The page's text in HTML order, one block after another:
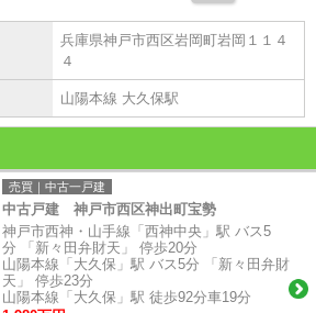
兵庫県神戸市西区岩岡町岩岡１１４
４
山陽本線 大久保駅
売買｜中古一戸建
中古戸建 神戸市西区神出町宝勢
神戸市西神・山手線「西神中央」駅 バス5
分 「新々田弁財天」 停歩20分
山陽本線「大久保」駅 バス5分 「新々田弁財
天」 停歩23分
山陽本線「大久保」駅 徒歩92分車19分